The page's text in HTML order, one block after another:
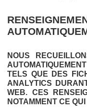
NOUS
TELS QUE DES
ANALYTICS
WEB. CES
NOTAMMENT CE